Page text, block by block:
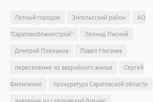
Летный городок Энгельсский район
АО
"Саратовоблжилстрой"
Леонид Писной
Дмитрий Плеханов
Павел Мигачев
переселение из аварийного жилья
Сергей
Филипенко
прокуратура Саратовской области